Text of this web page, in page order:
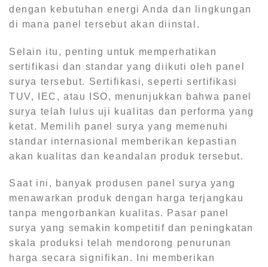
dengan kebutuhan energi Anda dan lingkungan
di mana panel tersebut akan diinstal.
Selain itu, penting untuk memperhatikan
sertifikasi dan standar yang diikuti oleh panel
surya tersebut. Sertifikasi, seperti sertifikasi
TUV, IEC, atau ISO, menunjukkan bahwa panel
surya telah lulus uji kualitas dan performa yang
ketat. Memilih panel surya yang memenuhi
standar internasional memberikan kepastian
akan kualitas dan keandalan produk tersebut.
Saat ini, banyak produsen panel surya yang
menawarkan produk dengan harga terjangkau
tanpa mengorbankan kualitas. Pasar panel
surya yang semakin kompetitif dan peningkatan
skala produksi telah mendorong penurunan
harga secara signifikan. Ini memberikan